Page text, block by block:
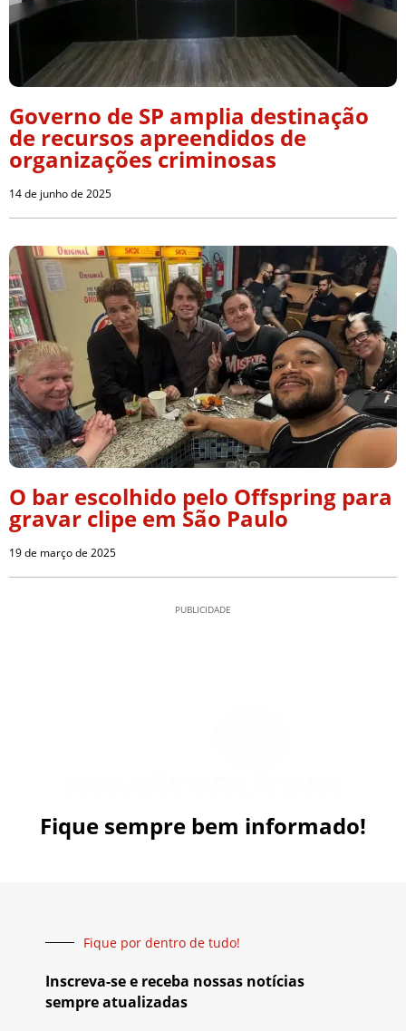
Governo de SP amplia destinação
de recursos apreendidos de
organizações criminosas
14 de junho de 2025
O bar escolhido pelo Offspring para
gravar clipe em São Paulo
19 de março de 2025
PUBLICIDADE
Fique sempre bem informado!
Fique por dentro de tudo!
Inscreva-se e receba nossas notícias
sempre atualizadas